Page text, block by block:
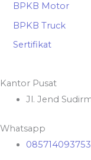
BPKB Motor
BPKB Truck
Sertifikat
Kantor Pusat
Jl. Jend
Whatsapp
085714093753